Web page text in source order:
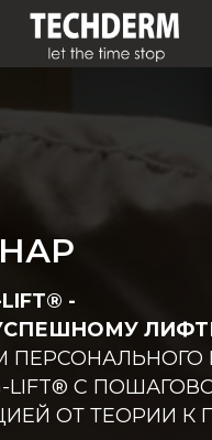
-
ПЕРСОНАЛЬНОГО
LIFT® С
ОТ ТЕОРИИ К